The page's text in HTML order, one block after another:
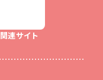
関連サイト